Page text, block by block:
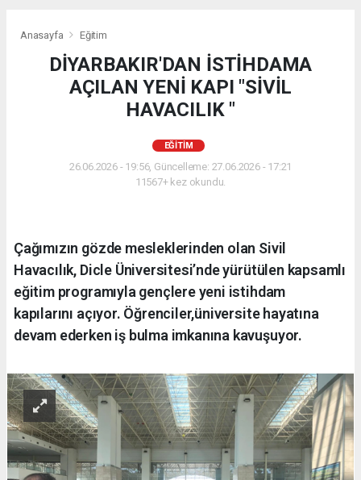
Anasayfa Eğitim
DİYARBAKIR'DAN İSTİHDAMA
AÇILAN YENİ KAPI "SİVİL
HAVACILIK "
EĞITIM
26.06.2026 - 19:56, Güncelleme: 27.06.2026 - 17:21
11567+ kez okundu.
Çağımızın gözde mesleklerinden olan Sivil
Havacılık, Dicle Üniversitesi’nde yürütülen kapsamlı
eğitim programıyla gençlere yeni istihdam
kapılarını açıyor. Öğrenciler,üniversite hayatına
devam ederken iş bulma imkanına kavuşuyor.